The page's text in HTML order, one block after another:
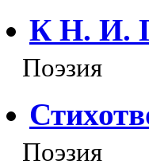
К Н. И.
Поэзия
Поэзия